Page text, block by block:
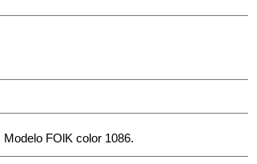
FOlK color 1086.